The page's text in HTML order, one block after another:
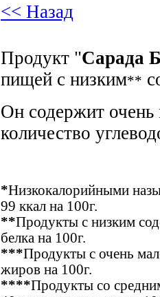
<< Назад
Продукт "Сарада
пищей с низким**
Он содержит очень
количество
*Низкокалорийными
99 ккал на 100г.
**Продукты с низким
белка на 100г.
***Продукты с очень
жиров на 100г.
****Продукты со